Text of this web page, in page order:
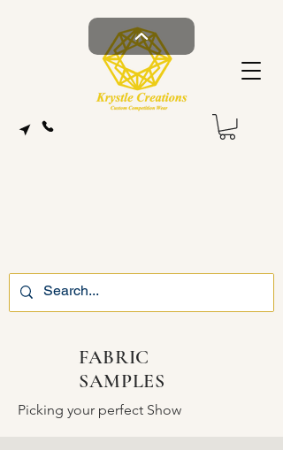
FABRIC
SAMPLES
Picking your perfect Show